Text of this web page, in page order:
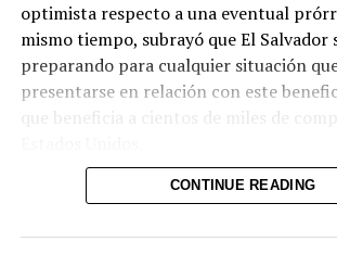
iniciativas mencionadas figuran la
el acuerdo estratégico con Google
digitalización de trámites en el Centro
Registros (CNR) y otras instituciones.
habló de la tokenización y los activos
y una Comisión Nacional de Activos
como doctor.sv como referencia para
optimista respecto a una eventual
mismo tiempo, subrayó que El Salvador
preparando para cualquier situación
presentarse en relación con este
que beneficia a cientos de miles de
En materia de seguridad, el
inicio de la administración. Señaló que
CONTINUE READING